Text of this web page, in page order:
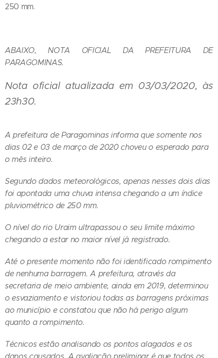
250 mm.
ABAIXO, NOTA OFICIAL DA PREFEITURA DE
PARAGOMINAS.
Nota oficial atualizada em 03/03/2020, às
23h30.
A prefeitura de Paragominas informa que somente nos
dias 02 e 03 de março de 2020 choveu o esperado para
o mês inteiro.
Segundo dados meteorológicos, apenas nesses dois dias
foi apontada uma chuva intensa chegando a um índice
pluviométrico de 250 mm.
O nível do rio Uraim ultrapassou o seu limite máximo
chegando a estar no maior nível já registrado.
Até o presente momento não foi identificado rompimento
de nenhuma barragem. A prefeitura, através da
secretaria de meio ambiente, ainda em 2019, determinou
o esvaziamento e vistoriou todas as barragens próximas
ao município e constatou que não há perigo algum
quanto a rompimento.
Técnicos estão analisando os pontos alagados e os